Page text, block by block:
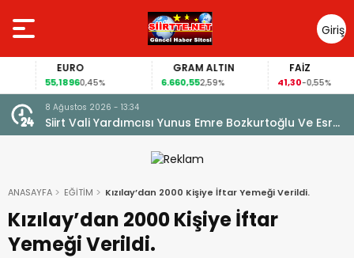
Giriş
Yap
0,45%
GRAM ALTIN
6.660,552,59% -0,55%
8 Ağustos 2026 - 13:34
Siirt Vali Yardımcısı Yunus Emre Bozkurtoğlu Ve Esra
Cintosun Dünya Evine Girdi
ANASAYFA EĞİTİM Kızılay’dan 2000 Kişiye İftar Yemeği Verildi.
Kızılay’dan 2000 Kişiye İftar
Yemeği Verildi.